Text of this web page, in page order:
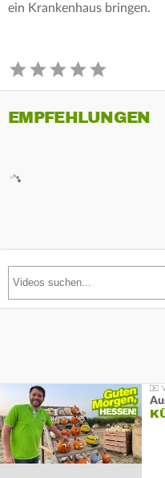
ein Krankenhaus bringen.
EMPFEHLUNGEN